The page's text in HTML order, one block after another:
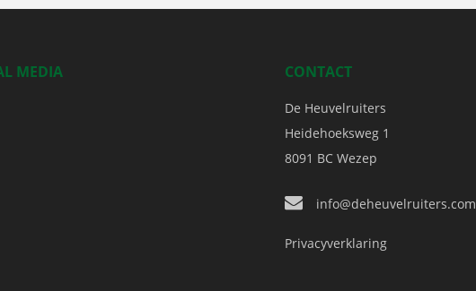
MEDIA CONTACT
De Heuvelruiters
Heidehoeksweg 1
8091 BC Wezep
info@deheuvelruiters.com
Privacyverklaring